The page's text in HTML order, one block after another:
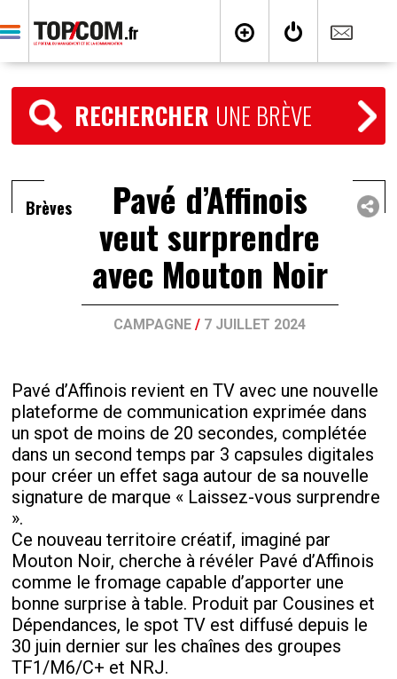
RECHERCHER UNE BRÈVE
Brèves Pavé d’Affinois
veut surprendre
avec Mouton Noir
CAMPAGNE / 7 JUILLET 2024
Pavé d’Affinois revient en TV avec une nouvelle
plateforme de communication exprimée dans
un spot de moins de 20 secondes, complétée
dans un second temps par 3 capsules digitales
pour créer un effet saga autour de sa nouvelle
signature de marque « Laissez-vous surprendre
».
Ce nouveau territoire créatif, imaginé par
Mouton Noir, cherche à révéler Pavé d’Affinois
comme le fromage capable d’apporter une
bonne surprise à table. Produit par Cousines et
Dépendances, le spot TV est diffusé depuis le
30 juin dernier sur les chaînes des groupes
TF1/M6/C+ et NRJ.